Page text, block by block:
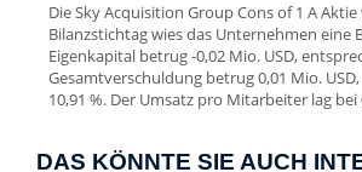
Die Sky Acquisition Group Cons of 1 A
Bilanzstichtag wies das Unternehmen eine
Eigenkapital betrug -0,02 Mio. USD,
Gesamtverschuldung betrug 0,01 Mio.
10,91 %. Der Umsatz pro Mitarbeiter lag bei